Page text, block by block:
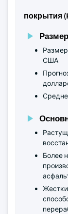
покрытия
США
Более